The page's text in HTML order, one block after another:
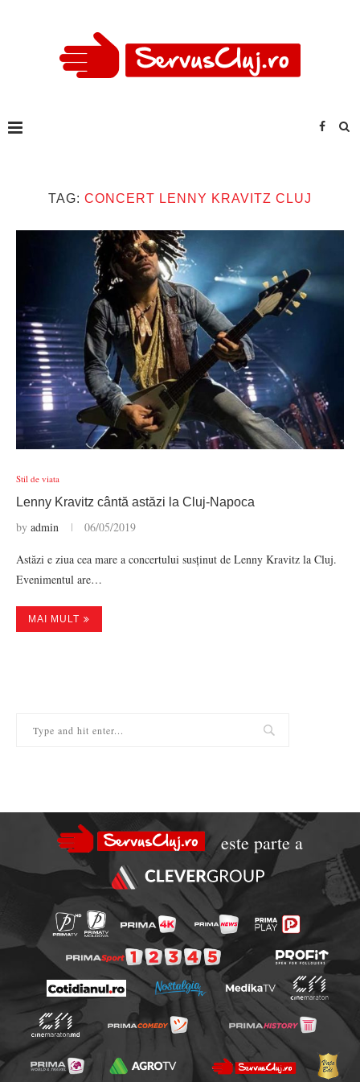
TAG: CONCERT LENNY KRAVITZ CLUJ
Stil de viata
Lenny Kravitz cântă astăzi la Cluj-Napoca
by admin 06/05/2019
Astăzi e ziua cea mare a concertului susținut de Lenny Kravitz la Cluj.
Evenimentul are…
MAI MULT
este parte a